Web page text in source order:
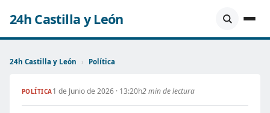
24h Castilla y León
24h Castilla y León › Política
POLÍTICA1 de Junio de 2026 · 13:20h2 min de lectura